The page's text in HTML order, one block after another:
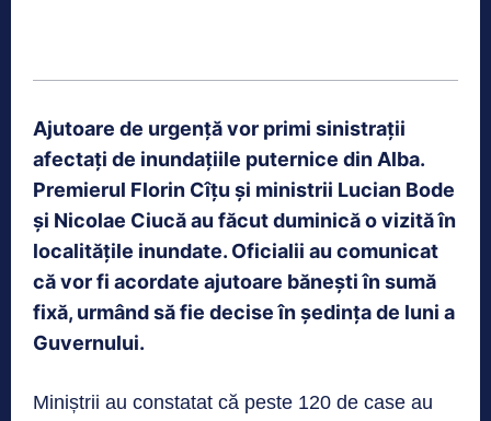
Ajutoare de urgență vor primi sinistrații
afectați de inundațiile puternice din Alba.
Premierul Florin Cîțu și ministrii Lucian Bode
și Nicolae Ciucă au făcut duminică o vizită în
localitățile inundate. Oficialii au comunicat
că vor fi acordate ajutoare bănești în sumă
fixă, urmând să fie decise în ședința de luni a
Guvernului.
Miniștrii au constatat că peste 120 de case au